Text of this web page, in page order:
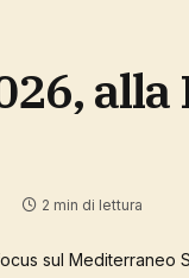
2 min di lettura